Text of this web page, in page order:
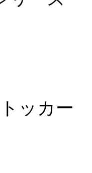
ッカー